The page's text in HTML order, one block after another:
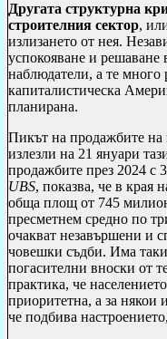
Другата структурна
строителния сектор,
излизането от нея.
успокояване и решаване
наблюдатели, а те
капиталистическа
планирана.
Пикът на продажбите
излезли на 21 януари
продажбите през 2024 с
UBS, показва, че в края
обща площ от 745
пресметнем средно по
очакват незавършени и
човешки съдби. Има
погасителни вноски от
практика, че
приоритетна, а за някои
че подбива